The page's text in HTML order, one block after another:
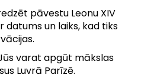
pāvestu Leonu XIV
datums un laiks, kad tiks
varat apgūt mākslas
Luvrā Parīzē.